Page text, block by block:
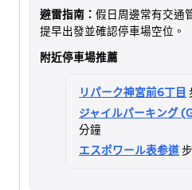
避雷指南： 假日周邊常有交通
提早出發並確認停車場空位。
附近停車場推薦
リパーク神宮前6丁目
ジャイルパーキング
分鐘
エスポワール表参道